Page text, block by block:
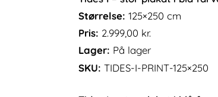
Størrelse: 125×250 cm
Pris: 2.999,00 kr.
Lager: På lager
SKU: TIDES-I-PRINT-125×250